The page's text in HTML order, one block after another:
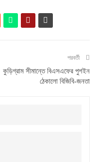
পরবর্তী
কুড়িগ্রাম সীমান্তে বিএসএফের পুশইন
ঠেকালো বিজিবি-জনতা